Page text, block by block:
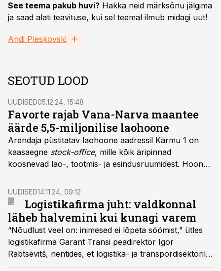
See teema pakub huvi? Hakka neid märksõnu jälgima
ja saad alati teavituse, kui sel teemal ilmub midagi uut!
Andi Pleskovski
SEOTUD LOOD
UUDISED05.12.24, 15:48
Favorte rajab Vana-Narva maantee
äärde 5,5-miljonilise laohoone
Arendaja püstitatav laohoone aadressil Kärmu 1 on
kaasaegne stock-office, mille kõik äripinnad
koosnevad lao-, tootmis- ja esindusruumidest. Hoone
arhitekt onJüri Pilliroog arhitektuuribüroost LOOB
Projekt.
UUDISED14.11.24, 09:12
Logistikafirma juht: valdkonnal
läheb halvemini kui kunagi varem
“Nõudlust veel on: inimesed ei lõpeta söömist,” ütles
logistikafirma Garant Transi peadirektor Igor
Rabtsevitš, nentides, et logistika- ja transpordisektoril
läheb praegu paraku halvemini kui kunagi varem.